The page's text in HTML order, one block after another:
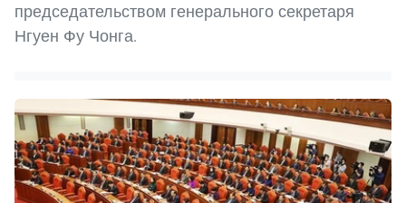
председательством генерального секретаря
Нгуен Фу Чонга.